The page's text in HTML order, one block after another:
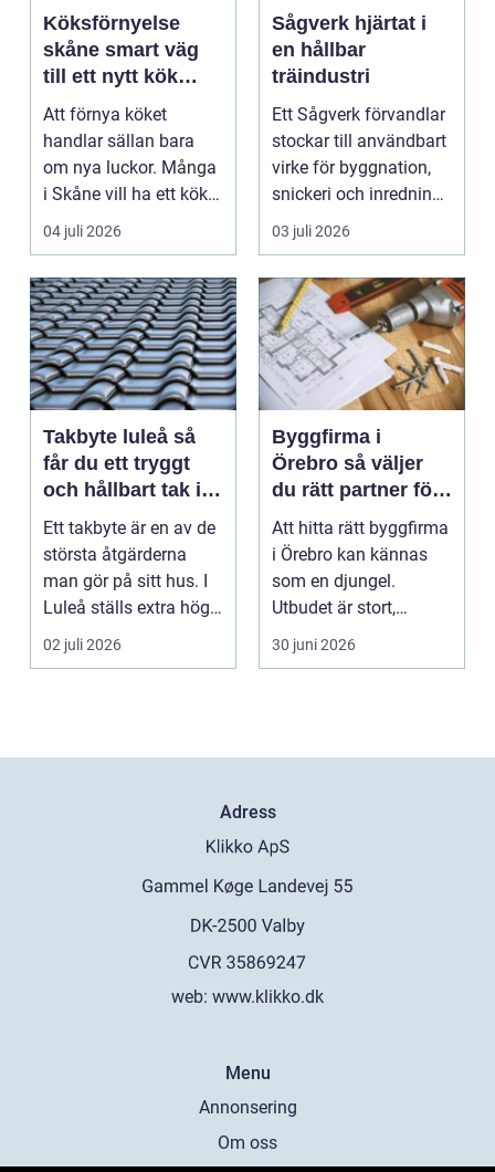
Köksförnyelse
skåne smart väg
till ett nytt kök
utan helrenovering
Att förnya köket
handlar sällan bara
om nya luckor. Många
i Skåne vill ha ett kök
som fungerar bättr...
04 juli 2026
Sågverk hjärtat i
en hållbar
träindustri
Ett Sågverk förvandlar
stockar till användbart
virke för byggnation,
snickeri och inredning.
Här möt...
03 juli 2026
Takbyte luleå så
får du ett tryggt
och hållbart tak i
norrbottniskt
klimat
Ett takbyte är en av de
största åtgärderna
man gör på sitt hus. I
Luleå ställs extra höga
krav på bå...
02 juli 2026
Byggfirma i
Örebro så väljer
du rätt partner för
ditt projekt
Att hitta rätt byggfirma
i Örebro kan kännas
som en djungel.
Utbudet är stort,
projekten ser olika u...
30 juni 2026
Adress
web: www.klikko.dk
Menu
Annonsering
Om oss